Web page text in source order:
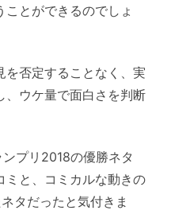
ことができるのでしょ
を否定することなく、実
、ウケ量で面白さを判断
プリ2018の優勝ネタ
ミと、コミカルな動きの
タだったと気付きま